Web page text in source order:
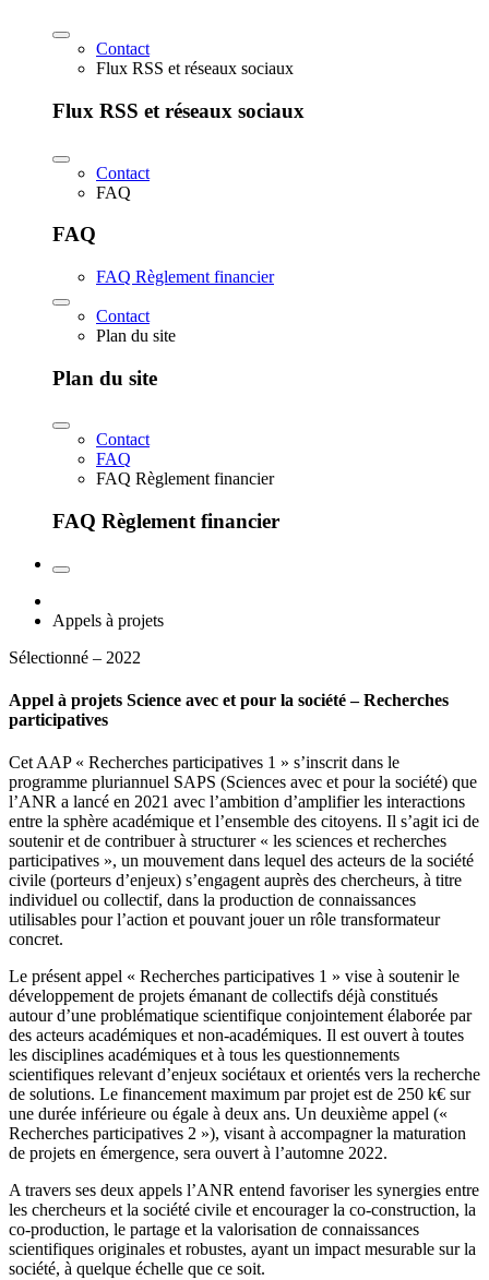
Contact
Flux RSS et réseaux sociaux
Flux RSS et réseaux sociaux
Contact
FAQ
FAQ
FAQ Règlement financier
Contact
Plan du site
Plan du site
Contact
FAQ
FAQ Règlement financier
FAQ Règlement financier
Appels à projets
Sélectionné – 2022
Appel à projets Science avec et pour la société – Recherches
participatives
Cet AAP « Recherches participatives 1 » s’inscrit dans le
programme pluriannuel SAPS (Sciences avec et pour la société) que
l’ANR a lancé en 2021 avec l’ambition d’amplifier les interactions
entre la sphère académique et l’ensemble des citoyens. Il s’agit ici de
soutenir et de contribuer à structurer « les sciences et recherches
participatives », un mouvement dans lequel des acteurs de la société
civile (porteurs d’enjeux) s’engagent auprès des chercheurs, à titre
individuel ou collectif, dans la production de connaissances
utilisables pour l’action et pouvant jouer un rôle transformateur
concret.
Le présent appel « Recherches participatives 1 » vise à soutenir le
développement de projets émanant de collectifs déjà constitués
autour d’une problématique scientifique conjointement élaborée par
des acteurs académiques et non-académiques. Il est ouvert à toutes
les disciplines académiques et à tous les questionnements
scientifiques relevant d’enjeux sociétaux et orientés vers la recherche
de solutions. Le financement maximum par projet est de 250 k€ sur
une durée inférieure ou égale à deux ans. Un deuxième appel («
Recherches participatives 2 »), visant à accompagner la maturation
de projets en émergence, sera ouvert à l’automne 2022.
A travers ses deux appels l’ANR entend favoriser les synergies entre
les chercheurs et la société civile et encourager la co-construction, la
co-production, le partage et la valorisation de connaissances
scientifiques originales et robustes, ayant un impact mesurable sur la
société, à quelque échelle que ce soit.